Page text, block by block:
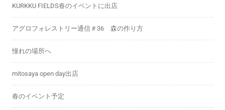
KURKKU FIELDS春のイベントに出店
アグロフォレストリー通信＃36 森の作り方
憧れの場所へ
mitosaya open day出店
春のイベント予定